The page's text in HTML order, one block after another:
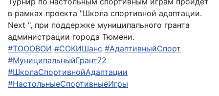
в рамках проекта "Школа спортивной адаптации.
Next ", при поддержке муниципального гранта
администрации города Тюмени.
#ТОООВОИ #СОКИШанс #АдаптивныйСпорт
#МуниципальныйГрант72
#ШколаСпортивнойАдаптации
#НастольныеСпортивныеИгры